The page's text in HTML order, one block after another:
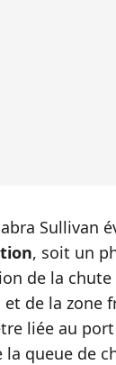
Sullivan
, soit un
de la chute
de la zone
liée au
queue de